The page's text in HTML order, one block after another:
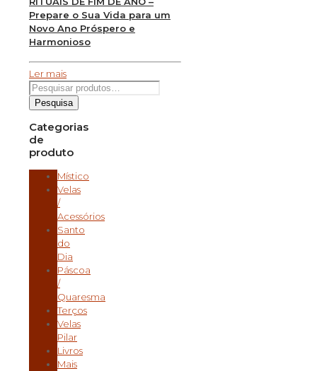
Prepare o Sua Vida para um
Novo Ano Próspero e
Harmonioso
Ler mais
Pesquisar
por:
Pesquisa
Categorias
de
produto
Místico
Velas
/
Acessórios
Santo
do
Dia
Páscoa
/
Quaresma
Terços
Velas
Pilar
Livros
Mais